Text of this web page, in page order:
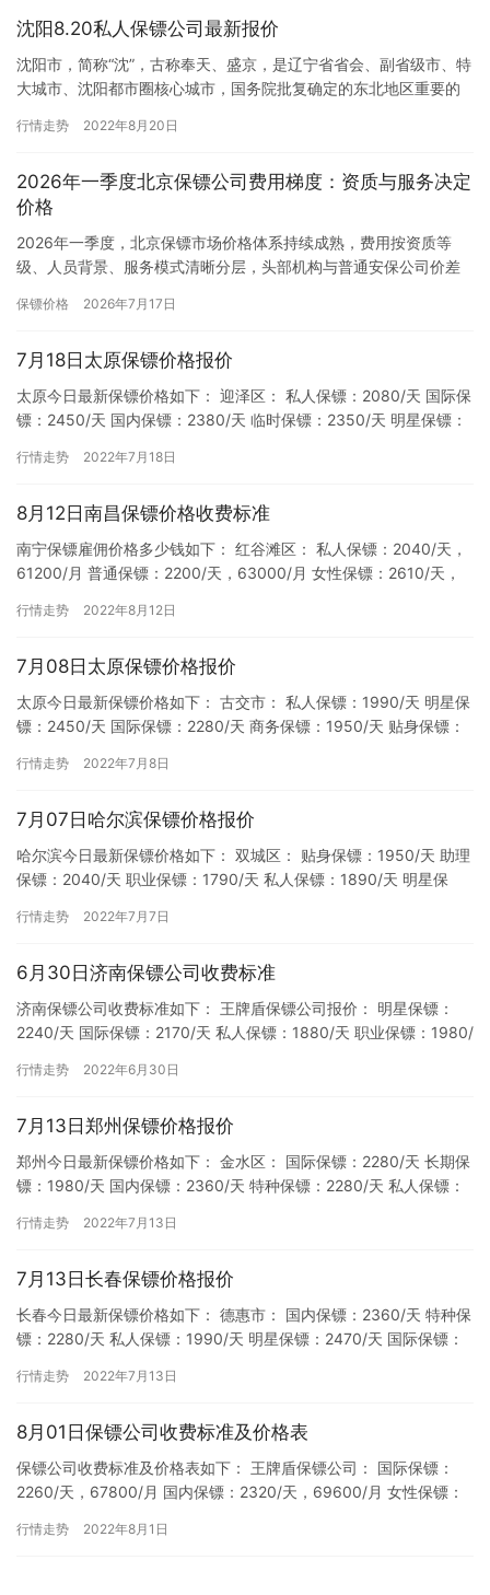
沈阳8.20私人保镖公司最新报价
沈阳市，简称“沈”，古称奉天、盛京，是辽宁省省会、副省级市、特
大城市、沈阳都市圈核心城市，国务院批复确定的东北地区重要的
但…
行情走势 2022年8月20日
2026年一季度北京保镖公司费用梯度：资质与服务决定
价格
2026年一季度，北京保镖市场价格体系持续成熟，费用按资质等
级、人员背景、服务模式清晰分层，头部机构与普通安保公司价差
团…
保镖价格 2026年7月17日
7月18日太原保镖价格报价
太原今日最新保镖价格如下： 迎泽区： 私人保镖：2080/天 国际保
镖：2450/天 国内保镖：2380/天 临时保镖：2350/天 明星保镖：
行情走势 2022年7月18日
8月12日南昌保镖价格收费标准
南宁保镖雇佣价格多少钱如下： 红谷滩区： 私人保镖：2040/天，
61200/月 普通保镖：2200/天，63000/月 女性保镖：2610/天，
行情走势 2022年8月12日
7月08日太原保镖价格报价
太原今日最新保镖价格如下： 古交市： 私人保镖：1990/天 明星保
镖：2450/天 国际保镖：2280/天 商务保镖：1950/天 贴身保镖：
行情走势 2022年7月8日
7月07日哈尔滨保镖价格报价
哈尔滨今日最新保镖价格如下： 双城区： 贴身保镖：1950/天 助理
保镖：2040/天 职业保镖：1790/天 私人保镖：1890/天 明星保
行情走势 2022年7月7日
6月30日济南保镖公司收费标准
济南保镖公司收费标准如下： 王牌盾保镖公司报价： 明星保镖：
2240/天 国际保镖：2170/天 私人保镖：1880/天 职业保镖：1980/
行情走势 2022年6月30日
7月13日郑州保镖价格报价
郑州今日最新保镖价格如下： 金水区： 国际保镖：2280/天 长期保
镖：1980/天 国内保镖：2360/天 特种保镖：2280/天 私人保镖：
行情走势 2022年7月13日
7月13日长春保镖价格报价
长春今日最新保镖价格如下： 德惠市： 国内保镖：2360/天 特种保
镖：2280/天 私人保镖：1990/天 明星保镖：2470/天 国际保镖：
行情走势 2022年7月13日
8月01日保镖公司收费标准及价格表
保镖公司收费标准及价格表如下： 王牌盾保镖公司： 国际保镖：
2260/天，67800/月 国内保镖：2320/天，69600/月 女性保镖：
行情走势 2022年8月1日